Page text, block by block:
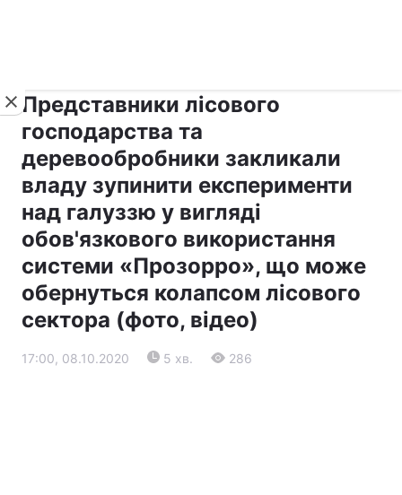
Представники лісового
господарства та
деревообробники закликали
владу зупинити експерименти
над галуззю у вигляді
обов'язкового використання
системи «Прозорро», що може
обернуться колапсом лісового
сектора (фото, відео)
17:00, 08.10.2020 5 хв. 286